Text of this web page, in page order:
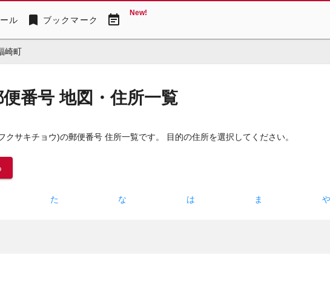
ル bookmark ブックマーク event_note New!
崎町
番号 地図・住所一覧
クサキチョウ)の郵便番号 住所一覧です。 目的の住所を選択してください。
た な は ま や